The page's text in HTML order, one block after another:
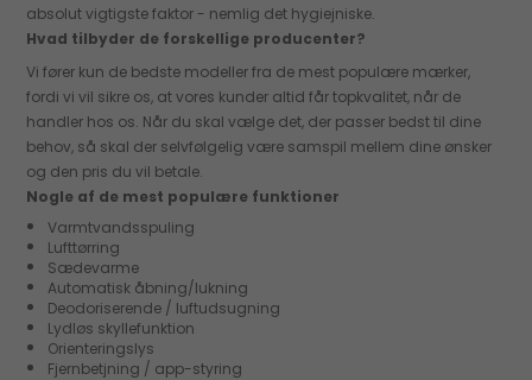
absolut vigtigste faktor - nemlig det hygiejniske.
Hvad tilbyder de forskellige producenter?
Vi fører kun de bedste modeller fra de mest populære mærker,
fordi vi vil sikre os, at vores kunder altid får topkvalitet, når de
handler hos os. Når du skal vælge det, der passer bedst til dine
behov, så skal der selvfølgelig være samspil mellem dine ønsker
og den pris du vil betale.
Nogle af de mest populære funktioner
Varmtvandsspuling
Lufttørring
Sædevarme
Automatisk åbning/lukning
Deodoriserende / luftudsugning
Lydløs skyllefunktion
Orienteringslys
Fjernbetjning / app-styring